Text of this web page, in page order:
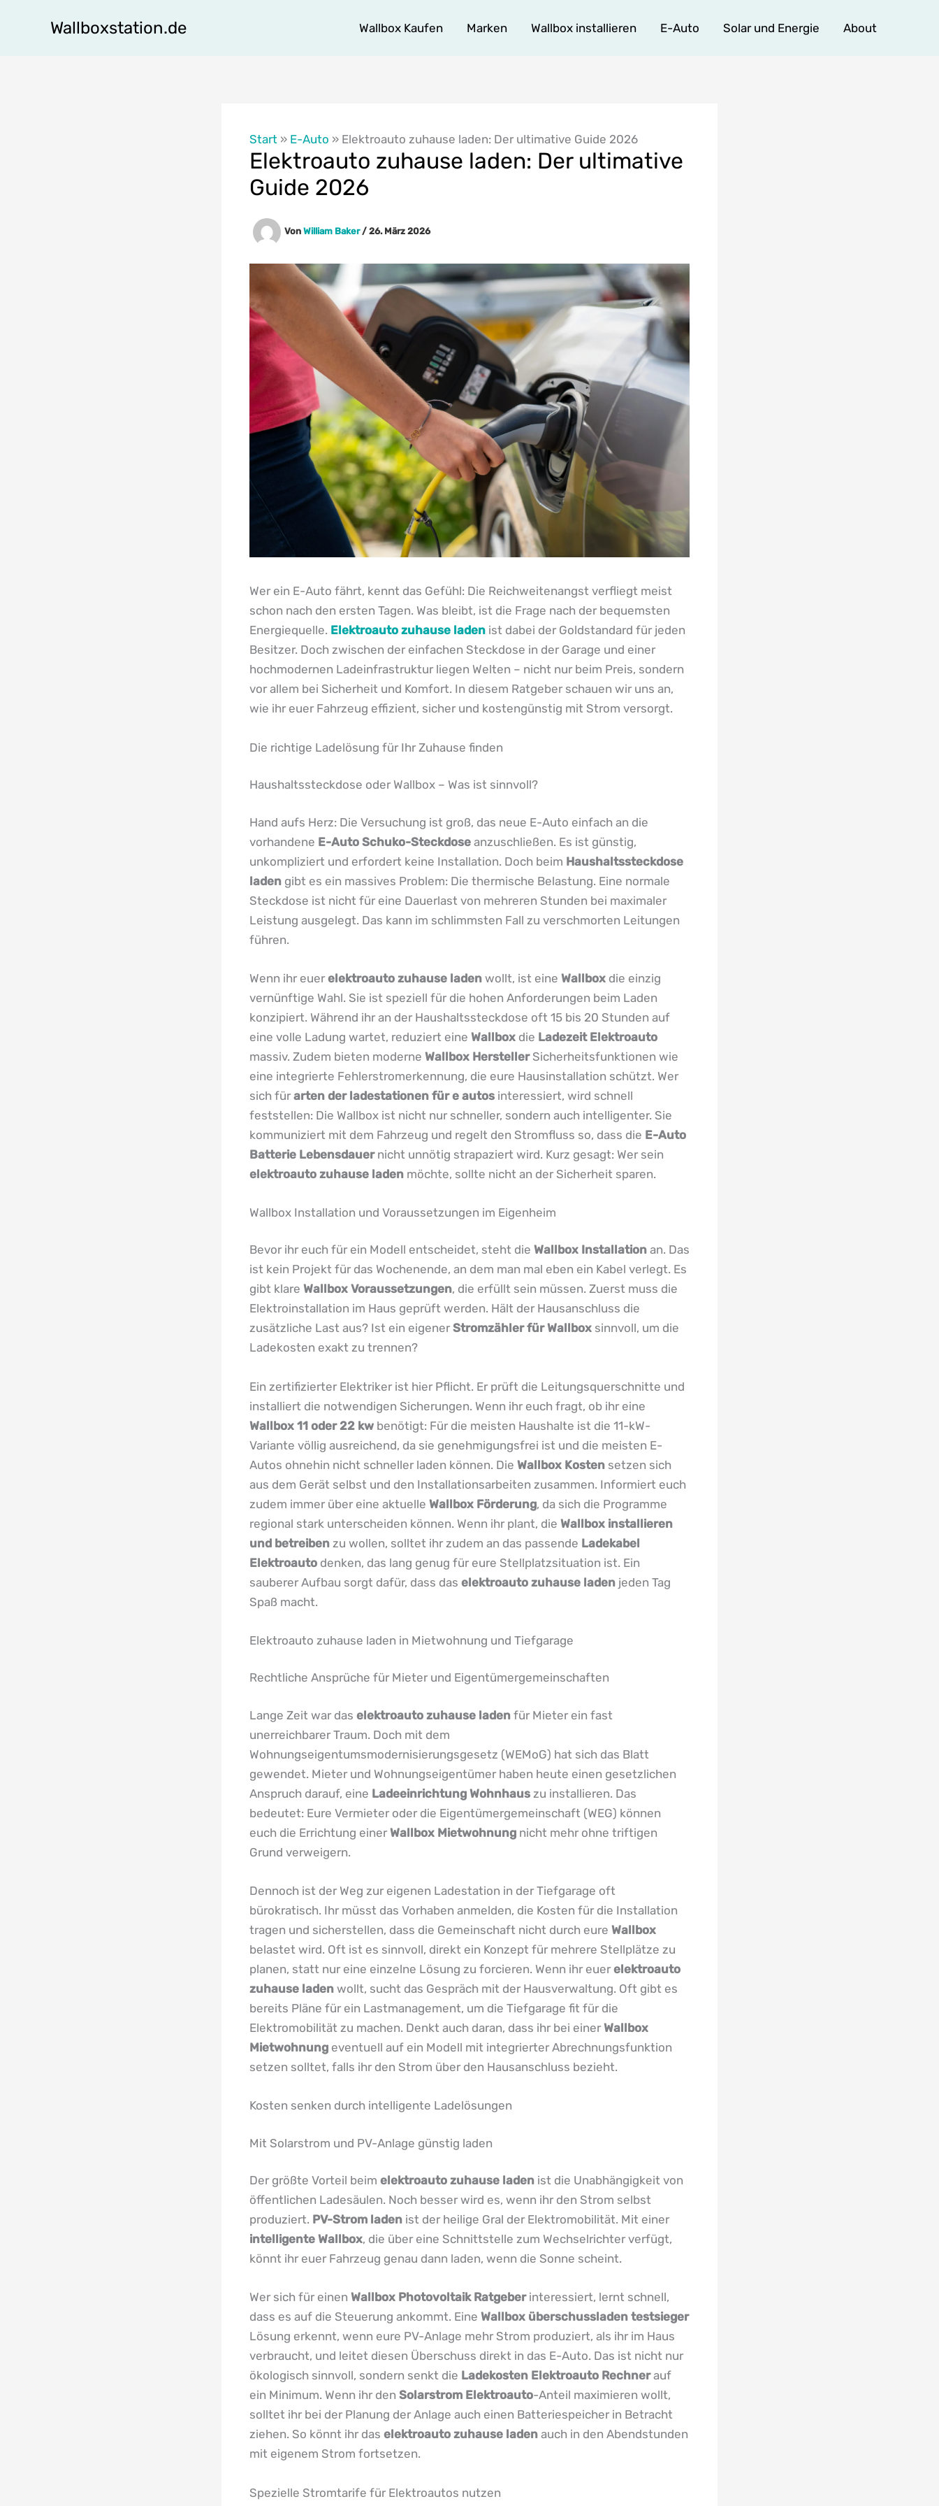
Wallboxstation.de Wallbox Kaufen Marken Wallbox installieren E-Auto Solar und Energie About
Start » E-Auto » Elektroauto zuhause laden: Der ultimative Guide 2026
Elektroauto zuhause laden: Der ultimative
Guide 2026
Von William Baker/ 26. März 2026
Wer ein E-Auto fährt, kennt das Gefühl: Die Reichweitenangst verfliegt meist
schon nach den ersten Tagen. Was bleibt, ist die Frage nach der bequemsten
Energiequelle. Elektroauto zuhause laden ist dabei der Goldstandard für jeden
Besitzer. Doch zwischen der einfachen Steckdose in der Garage und einer
hochmodernen Ladeinfrastruktur liegen Welten – nicht nur beim Preis, sondern
vor allem bei Sicherheit und Komfort. In diesem Ratgeber schauen wir uns an,
wie ihr euer Fahrzeug effizient, sicher und kostengünstig mit Strom versorgt.
Die richtige Ladelösung für Ihr Zuhause finden
Haushaltssteckdose oder Wallbox – Was ist sinnvoll?
Hand aufs Herz: Die Versuchung ist groß, das neue E-Auto einfach an die
vorhandene E-Auto Schuko-Steckdose anzuschließen. Es ist günstig,
unkompliziert und erfordert keine Installation. Doch beim Haushaltssteckdose
laden gibt es ein massives Problem: Die thermische Belastung. Eine normale
Steckdose ist nicht für eine Dauerlast von mehreren Stunden bei maximaler
Leistung ausgelegt. Das kann im schlimmsten Fall zu verschmorten Leitungen
führen.
Wenn ihr euer elektroauto zuhause laden wollt, ist eine Wallbox die einzig
vernünftige Wahl. Sie ist speziell für die hohen Anforderungen beim Laden
konzipiert. Während ihr an der Haushaltssteckdose oft 15 bis 20 Stunden auf
eine volle Ladung wartet, reduziert eine Wallbox die Ladezeit Elektroauto
massiv. Zudem bieten moderne Wallbox HerstellerSicherheitsfunktionen wie
eine integrierte Fehlerstromerkennung, die eure Hausinstallation schützt. Wer
sich für arten der ladestationen für e autos interessiert, wird schnell
feststellen: Die Wallbox ist nicht nur schneller, sondern auch intelligenter. Sie
kommuniziert mit dem Fahrzeug und regelt den Stromfluss so, dass die E-Auto
Batterie Lebensdauernicht unnötig strapaziert wird. Kurz gesagt: Wer sein
elektroauto zuhause laden möchte, sollte nicht an der Sicherheit sparen.
Wallbox Installation und Voraussetzungen im Eigenheim
Bevor ihr euch für ein Modell entscheidet, steht die Wallbox Installation an. Das
ist kein Projekt für das Wochenende, an dem man mal eben ein Kabel verlegt. Es
gibt klare Wallbox Voraussetzungen, die erfüllt sein müssen. Zuerst muss die
Elektroinstallation im Haus geprüft werden. Hält der Hausanschluss die
zusätzliche Last aus? Ist ein eigener Stromzähler für Wallbox sinnvoll, um die
Ladekosten exakt zu trennen?
Ein zertifizierter Elektriker ist hier Pflicht. Er prüft die Leitungsquerschnitte und
installiert die notwendigen Sicherungen. Wenn ihr euch fragt, ob ihr eine
Wallbox 11 oder 22 kw benötigt: Für die meisten Haushalte ist die 11-kW-
Variante völlig ausreichend, da sie genehmigungsfrei ist und die meisten E-
Autos ohnehin nicht schneller laden können. Die Wallbox Kosten setzen sich
aus dem Gerät selbst und den Installationsarbeiten zusammen. Informiert euch
zudem immer über eine aktuelle Wallbox Förderung, da sich die Programme
regional stark unterscheiden können. Wenn ihr plant, die Wallbox installieren
und betreiben zu wollen, solltet ihr zudem an das passende Ladekabel
Elektroauto denken, das lang genug für eure Stellplatzsituation ist. Ein
sauberer Aufbau sorgt dafür, dass das elektroauto zuhause laden jeden Tag
Spaß macht.
Elektroauto zuhause laden in Mietwohnung und Tiefgarage
Rechtliche Ansprüche für Mieter und Eigentümergemeinschaften
Lange Zeit war das elektroauto zuhause laden für Mieter ein fast
unerreichbarer Traum. Doch mit dem
Wohnungseigentumsmodernisierungsgesetz (WEMoG) hat sich das Blatt
gewendet. Mieter und Wohnungseigentümer haben heute einen gesetzlichen
Anspruch darauf, eine Ladeeinrichtung Wohnhaus zu installieren. Das
bedeutet: Eure Vermieter oder die Eigentümergemeinschaft (WEG) können
euch die Errichtung einer Wallbox Mietwohnung nicht mehr ohne triftigen
Grund verweigern.
Dennoch ist der Weg zur eigenen Ladestation in der Tiefgarage oft
bürokratisch. Ihr müsst das Vorhaben anmelden, die Kosten für die Installation
tragen und sicherstellen, dass die Gemeinschaft nicht durch eure Wallbox
belastet wird. Oft ist es sinnvoll, direkt ein Konzept für mehrere Stellplätze zu
planen, statt nur eine einzelne Lösung zu forcieren. Wenn ihr euer elektroauto
zuhause laden wollt, sucht das Gespräch mit der Hausverwaltung. Oft gibt es
bereits Pläne für ein Lastmanagement, um die Tiefgarage fit für die
Elektromobilität zu machen. Denkt auch daran, dass ihr bei einer Wallbox
Mietwohnung eventuell auf ein Modell mit integrierter Abrechnungsfunktion
setzen solltet, falls ihr den Strom über den Hausanschluss bezieht.
Kosten senken durch intelligente Ladelösungen
Mit Solarstrom und PV-Anlage günstig laden
Der größte Vorteil beim elektroauto zuhause laden ist die Unabhängigkeit von
öffentlichen Ladesäulen. Noch besser wird es, wenn ihr den Strom selbst
produziert. PV-Strom laden ist der heilige Gral der Elektromobilität. Mit einer
intelligente Wallbox, die über eine Schnittstelle zum Wechselrichter verfügt,
könnt ihr euer Fahrzeug genau dann laden, wenn die Sonne scheint.
Wer sich für einen Wallbox Photovoltaik Ratgeberinteressiert, lernt schnell,
dass es auf die Steuerung ankommt. Eine Wallbox überschussladen testsieger
Lösung erkennt, wenn eure PV-Anlage mehr Strom produziert, als ihr im Haus
verbraucht, und leitet diesen Überschuss direkt in das E-Auto. Das ist nicht nur
ökologisch sinnvoll, sondern senkt die Ladekosten Elektroauto Rechnerauf
ein Minimum. Wenn ihr den Solarstrom Elektroauto-Anteil maximieren wollt,
solltet ihr bei der Planung der Anlage auch einen Batteriespeicher in Betracht
ziehen. So könnt ihr das elektroauto zuhause laden auch in den Abendstunden
mit eigenem Strom fortsetzen.
Spezielle Stromtarife für Elektroautos nutzen